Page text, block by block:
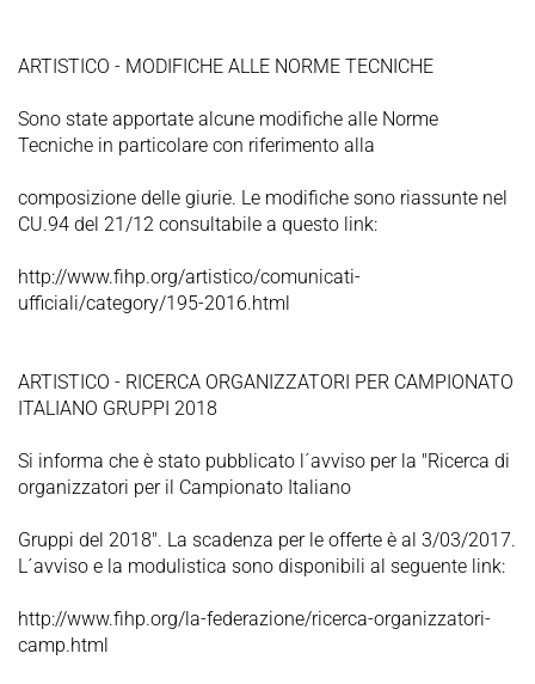
ARTISTICO - MODIFICHE ALLE NORME TECNICHE
Sono state apportate alcune modifiche alle Norme
Tecniche in particolare con riferimento alla
composizione delle giurie. Le modifiche sono riassunte nel
CU.94 del 21/12 consultabile a questo link:
http://www.fihp.org/artistico/comunicati-
ufficiali/category/195-2016.html
ARTISTICO - RICERCA ORGANIZZATORI PER CAMPIONATO
ITALIANO GRUPPI 2018
Si informa che è stato pubblicato l´avviso per la "Ricerca di
organizzatori per il Campionato Italiano
Gruppi del 2018". La scadenza per le offerte è al 3/03/2017.
L´avviso e la modulistica sono disponibili al seguente link:
http://www.fihp.org/la-federazione/ricerca-organizzatori-
camp.html